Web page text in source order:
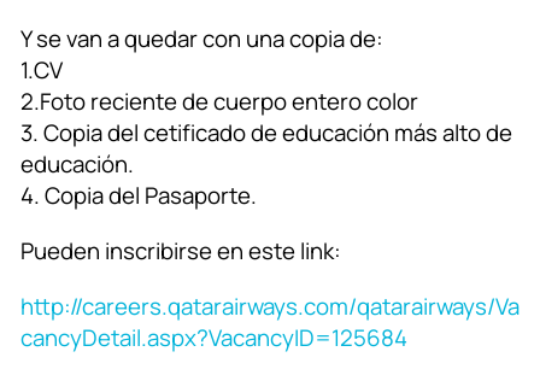
Y se van a quedar con una copia de:
1.CV
2.Foto reciente de cuerpo entero color
3. Copia del cetificado de educación más alto de
educación.
4. Copia del Pasaporte.
Pueden inscribirse en este link:
http://careers.qatarairways.com/qatarairways/Va
cancyDetail.aspx?VacancyID=125684